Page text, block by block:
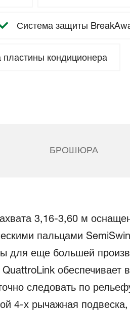
Система защиты
пластины кондиционера
БРОШЮРА
3,16-3,60 м
пальцами
для еще большей
обеспечивает
следовать по
4-х рычажная